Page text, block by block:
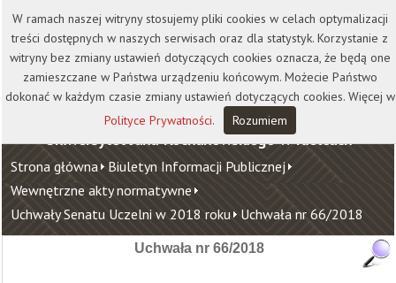
Kontakt Biblioteka
Wydawnictwo
Wirtualna Uczelnia
Uniwersytet Jana Kochanowskiego w Kielcach
Strona główna Biuletyn Informacji Publicznej
Wewnętrzne akty normatywne
Uchwały Senatu Uczelni w 2018 roku Uchwała nr 66/2018
Uchwała nr 66/2018
W ramach naszej witryny stosujemy pliki cookies w celach optymalizacji
treści dostępnych w naszych serwisach oraz dla statystyk. Korzystanie z
witryny bez zmiany ustawień dotyczących cookies oznacza, że będą one
zamieszczane w Państwa urządzeniu końcowym. Możecie Państwo
dokonać w każdym czasie zmiany ustawień dotyczących cookies. Więcej w
Polityce Prywatności. Rozumiem